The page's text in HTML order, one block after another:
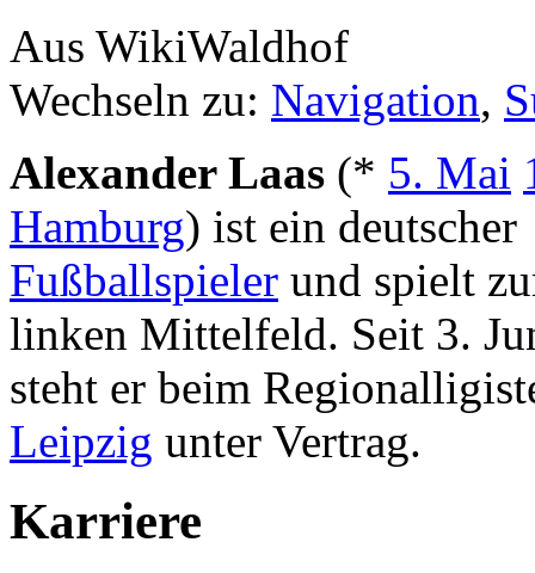
Aus WikiWaldhof
Wechseln zu: Navigation,
Alexander Laas (* 5. Mai
Hamburg) ist ein deutscher
Fußballspieler und spielt
linken Mittelfeld. Seit 3.
steht er beim
Leipzig unter Vertrag.
Karriere